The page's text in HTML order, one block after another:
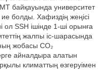
байқауында университет
болды. Хафиздің жеңісі
SSH ішінде 1-ші орынға
жалпы іс-шарасында
жобасы CO₂
айналдыра алатын
климаттың өзгеруімен